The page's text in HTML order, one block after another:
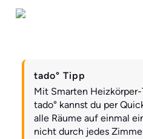
tado° Tipp
Mit Smarten
tado° kannst du per
alle Räume auf einmal
nicht durch jedes